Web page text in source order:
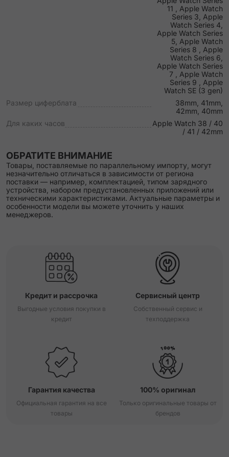
11 , Apple Watch
Series 3, Apple
Watch Series 4,
Apple Watch Series
5, Apple Watch
Series 8 , Apple
Watch Series 6,
Apple Watch Series
7 , Apple Watch
Series 9 , Apple
Watch SE (3 gen)
Размер циферблата
38mm, 41mm,
42mm, 40mm
Для каких часов
Apple Watch 38 / 40
/ 41 / 42mm
ОБРАТИТЕ ВНИМАНИЕ
Товары, поставляемые по параллельному импорту, могут
незначительно отличаться в зависимости от региона
поставки — например, комплектацией, типом зарядного
устройства, набором предустановленных приложений или
техническими характеристиками. Актуальные параметры и
особенности модели вы можете уточнить у наших
менеджеров.
Кредит и рассрочка
Выгодные условия покупки в
кредит
Сервисный центр
Собственный сервис и
техподдержка
Гарантия качества
Официальная гарантия на все
товары
100% оригинал
Только оригинальные товары от
брендов